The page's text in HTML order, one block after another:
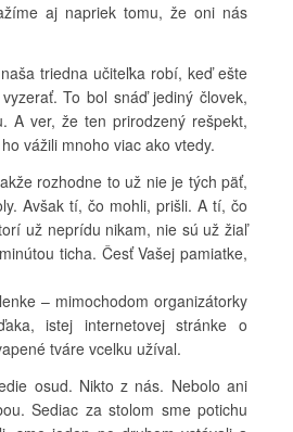
aj napriek tomu, že oni nás
triedna učiteľka robí, keď ešte
To bol snáď jediný človek,
A ver, že ten prirodzený rešpekt,
vážili mnoho viac ako vtedy.
rozhodne to už nie je tých päť,
Avšak tí, čo mohli, prišli. A tí, čo
už neprídu nikam, nie sú už žiaľ
ticha. Česť Vašej pamiatke,
– mimochodom organizátorky
istej internetovej stránke o
tváre vcelku užíval.
osud. Nikto z nás. Nebolo ani
Sediac za stolom sme potichu